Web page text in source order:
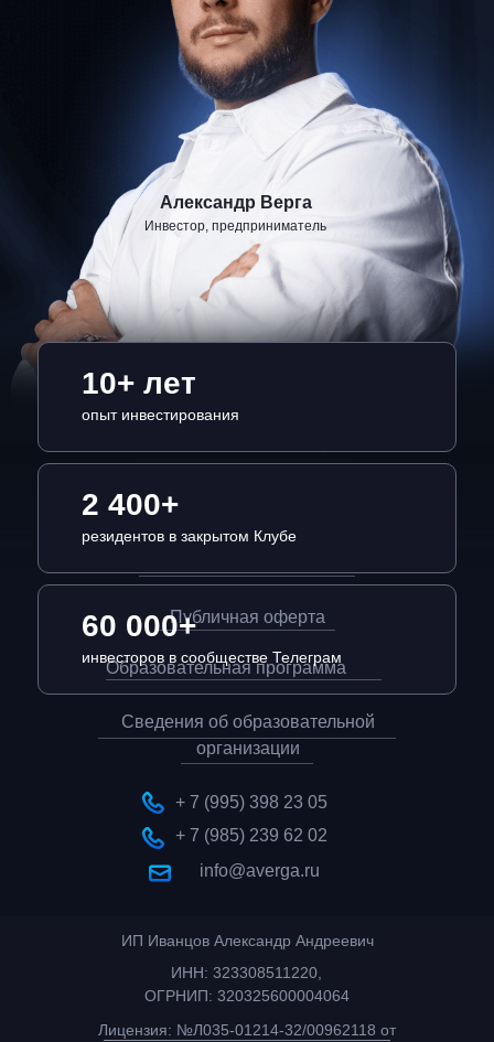
10+ лет
опыт инвестирования
2 400+
резидентов в закрытом Клубе
60 000+
инвесторов в сообществе Телеграм
Александр Верга
Инвестор, предприниматель
Согласие на обработку персональных
+ 7 (995) 398 23 05
info@averga.ru
ИП Иванцов Александр Андреевич
ИНН: 323308511220,
ОГРНИП: 320325600004064
Публичная оферта
Лицензия: №Л035-01214-32/00962118 от
Образовательная программа
+ 7 (985) 239 62 02
Сведения об образовательной
организации